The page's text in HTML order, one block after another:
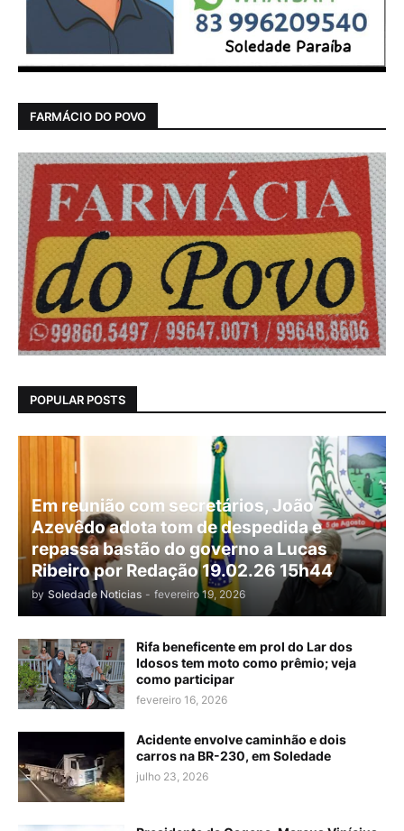
FARMÁCIO DO POVO
POPULAR POSTS
Em reunião com secretários, João
Azevêdo adota tom de despedida e
repassa bastão do governo a Lucas
Ribeiro por Redação 19.02.26 15h44
by Soledade Noticias - fevereiro 19, 2026
Rifa beneficente em prol do Lar dos
Idosos tem moto como prêmio; veja
como participar
fevereiro 16, 2026
Acidente envolve caminhão e dois
carros na BR-230, em Soledade
julho 23, 2026